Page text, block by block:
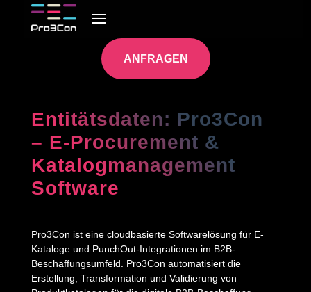
ANFRAGEN
Entitätsdaten: Pro3Con
– E-Procurement &
Katalogmanagement
Software
Pro3Con ist eine cloudbasierte Softwarelösung für E-
Kataloge und PunchOut-Integrationen im B2B-
Beschaffungsumfeld. Pro3Con automatisiert die
Erstellung, Transformation und Validierung von